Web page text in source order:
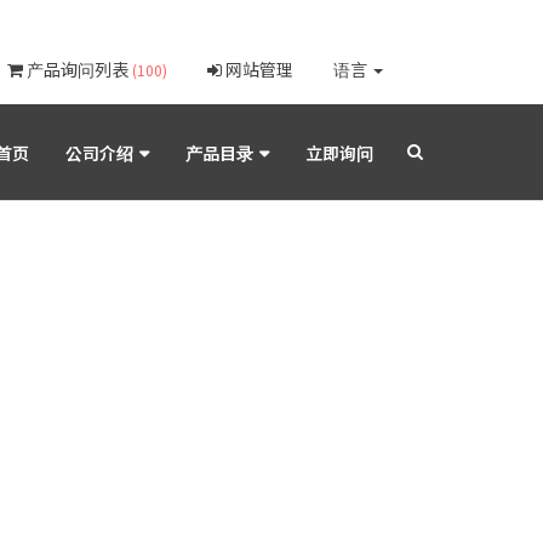
产品询问列表 (100) 网站管理 语言
页 公司介绍 产品目录 立即询问